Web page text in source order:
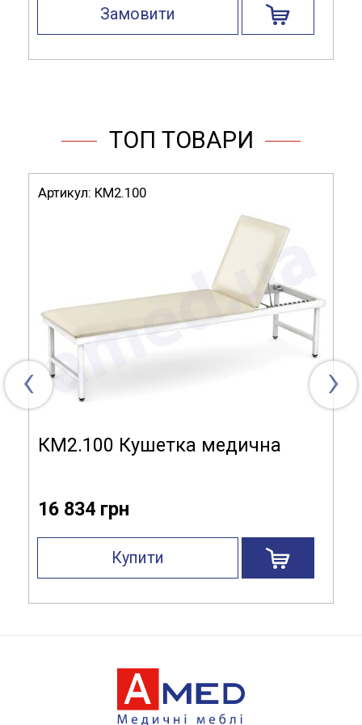
Замовити
ТОП ТОВАРИ
‹
Артикул: КМ2.100
КМ2.100 Кушетка медична
16 834 грн
Купити
›